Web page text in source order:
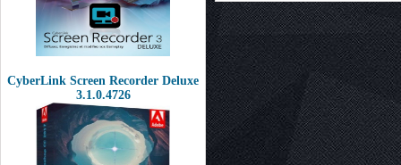
CyberLink Screen Recorder Deluxe
3.1.0.4726